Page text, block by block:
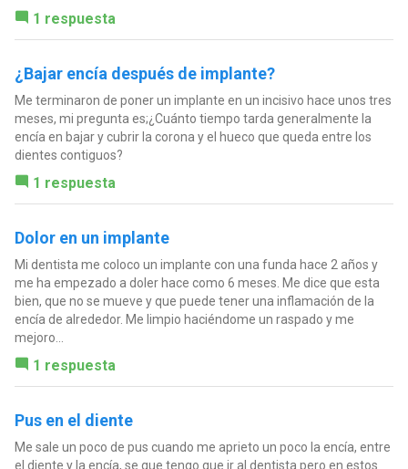
1 respuesta
¿Bajar encía después de implante?
Me terminaron de poner un implante en un incisivo hace unos tres
meses, mi pregunta es;¿Cuánto tiempo tarda generalmente la
encía en bajar y cubrir la corona y el hueco que queda entre los
dientes contiguos?
1 respuesta
Dolor en un implante
Mi dentista me coloco un implante con una funda hace 2 años y
me ha empezado a doler hace como 6 meses. Me dice que esta
bien, que no se mueve y que puede tener una inflamación de la
encía de alrededor. Me limpio haciéndome un raspado y me
mejoro...
1 respuesta
Pus en el diente
Me sale un poco de pus cuando me aprieto un poco la encía, entre
el diente y la encía, se que tengo que ir al dentista pero en estos